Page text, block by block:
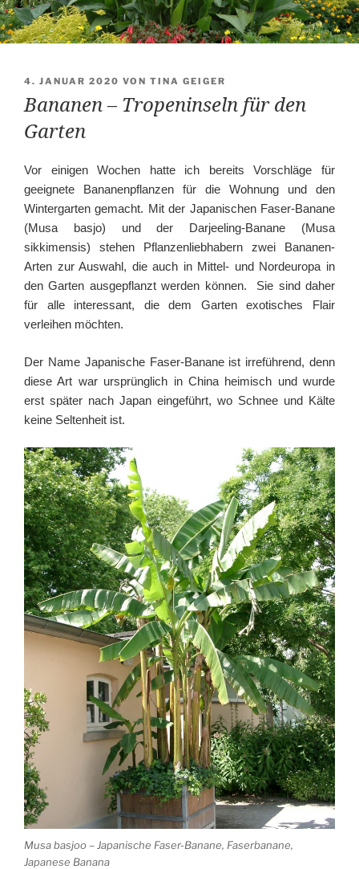
VERÖFFENTLICHT
4. JANUAR 2020 VON TINA GEIGER
Bananen – Tropeninseln für den
Garten
Vor einigen Wochen hatte ich bereits Vorschläge für
geeignete Bananenpflanzen für die Wohnung und den
Wintergarten gemacht. Mit der Japanischen Faser-Banane
(Musa basjo) und der Darjeeling-Banane (Musa
sikkimensis) stehen Pflanzenliebhabern zwei Bananen-
Arten zur Auswahl, die auch in Mittel- und Nordeuropa in
den Garten ausgepflanzt werden können. Sie sind daher
für alle interessant, die dem Garten exotisches Flair
verleihen möchten.
Der Name Japanische Faser-Banane ist irreführend, denn
diese Art war ursprünglich in China heimisch und wurde
erst später nach Japan eingeführt, wo Schnee und Kälte
keine Seltenheit ist.
Musa basjoo – Japanische Faser-Banane, Faserbanane,
Japanese Banana